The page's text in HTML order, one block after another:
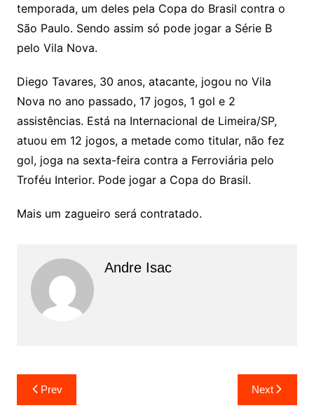
temporada, um deles pela Copa do Brasil contra o
São Paulo. Sendo assim só pode jogar a Série B
pelo Vila Nova.
Diego Tavares, 30 anos, atacante, jogou no Vila
Nova no ano passado, 17 jogos, 1 gol e 2
assistências. Está na Internacional de Limeira/SP,
atuou em 12 jogos, a metade como titular, não fez
gol, joga na sexta-feira contra a Ferroviária pelo
Troféu Interior. Pode jogar a Copa do Brasil.
Mais um zagueiro será contratado.
Andre Isac
Prev Next